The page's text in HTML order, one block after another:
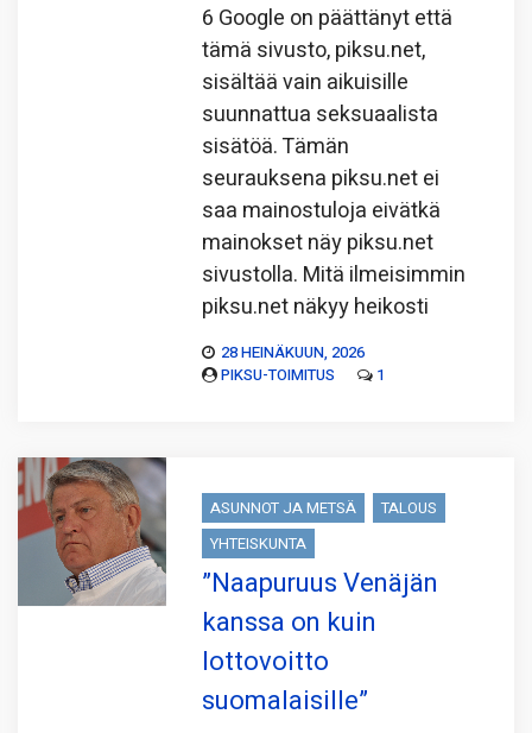
6 Google on päättänyt että
tämä sivusto, piksu.net,
sisältää vain aikuisille
suunnattua seksuaalista
sisätöä. Tämän
seurauksena piksu.net ei
saa mainostuloja eivätkä
mainokset näy piksu.net
sivustolla. Mitä ilmeisimmin
piksu.net näkyy heikosti
28 HEINÄKUUN, 2026
PIKSU-TOIMITUS
1
ASUNNOT JA METSÄ
TALOUS
YHTEISKUNTA
”Naapuruus Venäjän
kanssa on kuin
lottovoitto
suomalaisille”